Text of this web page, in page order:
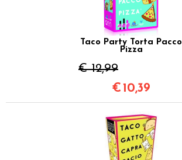
Taco Party Torta Pacco
Pizza
€ 12,99
€ 10,39